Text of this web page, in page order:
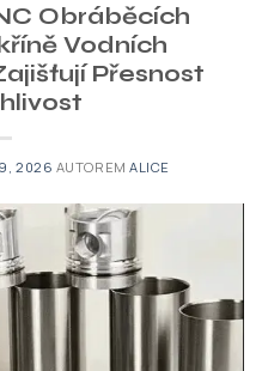
Obráběcích
Vodních
Přesnost
2026 AUTOREMALICE